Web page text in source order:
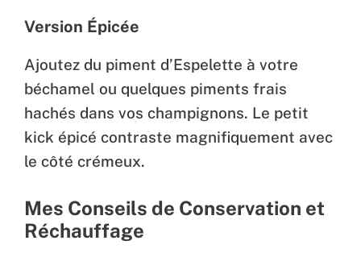
Version Épicée
Ajoutez du piment d’Espelette à votre
béchamel ou quelques piments frais
hachés dans vos champignons. Le petit
kick épicé contraste magnifiquement avec
le côté crémeux.
Mes Conseils de Conservation et
Réchauffage